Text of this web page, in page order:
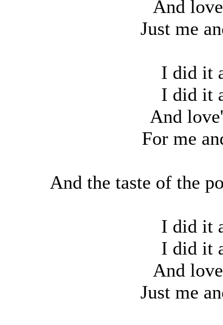
And
Just me
I did it
I did it
And
For me
And the taste of the
I did it
I did it
And
Just me